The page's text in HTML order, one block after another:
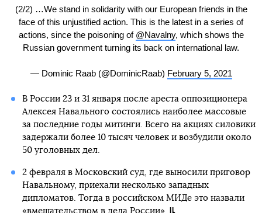
(2/2) …We stand in solidarity with our European friends in the
face of this unjustified action. This is the latest in a series of
actions, since the poisoning of @Navalny, which shows the
Russian government turning its back on international law.
— Dominic Raab (@DominicRaab) February 5, 2021
В России 23 и 31 января после ареста оппозиционера
Алексея Навального состоялись наиболее массовые
за последние годы митинги. Всего на акциях силовики
задержали более 10 тысяч человек и возбудили около
50 уголовных дел.
2 февраля в Московский суд, где выносили приговор
Навальному, приехали несколько западных
дипломатов. Тогда в российском МИДе это назвали
«вмешательством в дела России».